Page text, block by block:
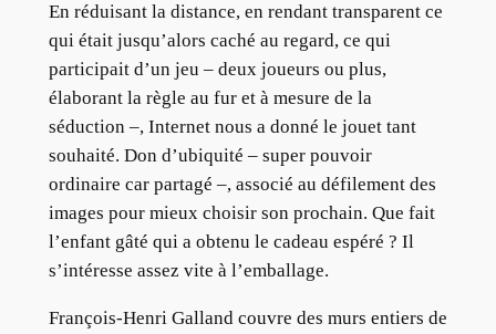
En réduisant la distance, en rendant transparent ce
qui était jusqu’alors caché au regard, ce qui
participait d’un jeu – deux joueurs ou plus,
élaborant la règle au fur et à mesure de la
séduction –, Internet nous a donné le jouet tant
souhaité. Don d’ubiquité – super pouvoir
ordinaire car partagé –, associé au défilement des
images pour mieux choisir son prochain. Que fait
l’enfant gâté qui a obtenu le cadeau espéré ? Il
s’intéresse assez vite à l’emballage.
François-Henri Galland couvre des murs entiers de